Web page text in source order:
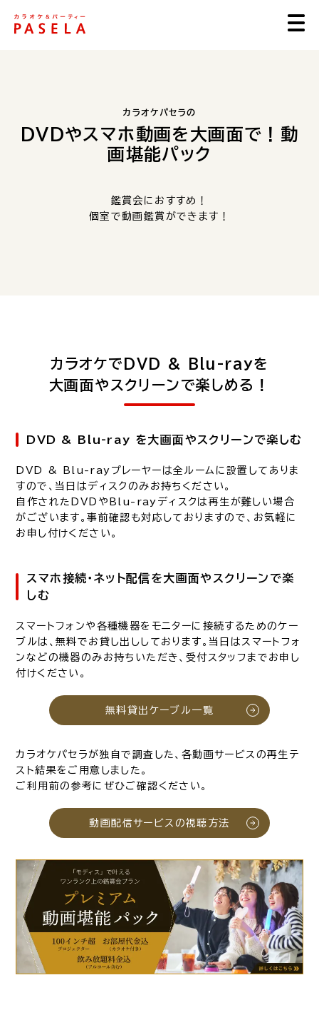
カラオケパセラの
DVDやスマホ動画を大画面で！動
画堪能パック
鑑賞会におすすめ！
個室で動画鑑賞ができます！
カラオケでDVD & Blu-rayを
大画面やスクリーンで楽しめる！
DVD & Blu-ray を大画面やスクリーンで楽しむ
DVD & Blu-rayプレーヤーは全ルームに設置してありま
すので、当日はディスクのみお持ちください。
自作されたDVDやBlu-rayディスクは再生が難しい場合
がございます。事前確認も対応しておりますので、お気軽に
お申し付けください。
スマホ接続・ネット配信を大画面やスクリーンで楽
しむ
スマートフォンや各種機器をモニターに接続するためのケー
ブルは、無料でお貸し出ししております。当日はスマートフォ
ンなどの機器のみお持ちいただき、受付スタッフまでお申し
付けください。
無料貸出ケーブル一覧
カラオケパセラが独自で調査した、各動画サービスの再生テ
スト結果をご用意しました。
ご利用前の参考にぜひご確認ください。
動画配信サービスの視聴方法